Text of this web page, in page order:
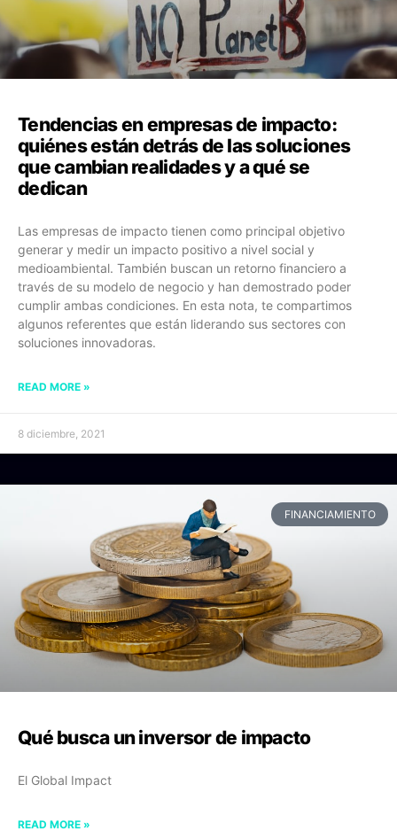
Tendencias en empresas de impacto:
quiénes están detrás de las soluciones
que cambian realidades y a qué se
dedican
Las empresas de impacto tienen como principal objetivo
generar y medir un impacto positivo a nivel social y
medioambiental. También buscan un retorno financiero a
través de su modelo de negocio y han demostrado poder
cumplir ambas condiciones. En esta nota, te compartimos
algunos referentes que están liderando sus sectores con
soluciones innovadoras.
READ MORE »
8 diciembre, 2021
FINANCIAMIENTO
Qué busca un inversor de impacto
El Global Impact
READ MORE »